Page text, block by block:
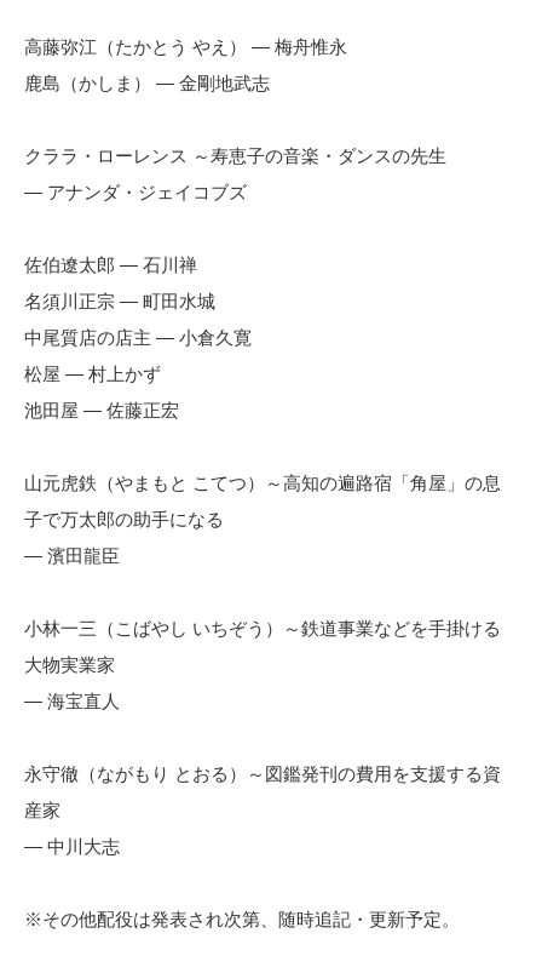
高藤弥江（たかとう やえ） — 梅舟惟永
鹿島（かしま） — 金剛地武志
クララ・ローレンス ～寿恵子の音楽・ダンスの先生
— アナンダ・ジェイコブズ
佐伯遼太郎 — 石川禅
名須川正宗 — 町田水城
中尾質店の店主 — 小倉久寛
松屋 — 村上かず
池田屋 — 佐藤正宏
山元虎鉄（やまもと こてつ）～高知の遍路宿「角屋」の息
子で万太郎の助手になる
— 濱田龍臣
小林一三（こばやし いちぞう）～鉄道事業などを手掛ける
大物実業家
— 海宝直人
永守徹（ながもり とおる）～図鑑発刊の費用を支援する資
産家
— 中川大志
※その他配役は発表され次第、随時追記・更新予定。